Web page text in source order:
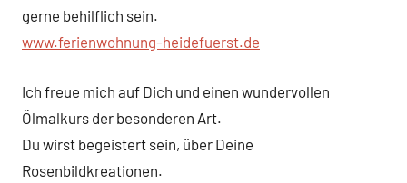
gerne behilflich sein.
www.ferienwohnung-heidefuerst.de
Ich freue mich auf Dich und einen wundervollen
Ölmalkurs der besonderen Art.
Du wirst begeistert sein, über Deine
Rosenbildkreationen.